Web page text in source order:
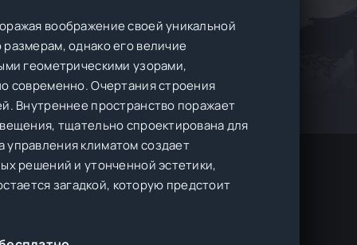
воображение своей уникальной
однако его величие
геометрическими узорами,
современно. Очертания строения
Внутреннее пространство поражает
тщательно спроектирована для
управления климатом создает
решений и утонченной эстетики,
загадкой, которую предстоит